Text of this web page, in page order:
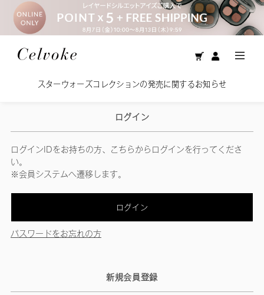
スターウォーズコレクションの発売に関するお知らせ
ログイン
ログインIDをお持ちの方、こちらからログインを行ってくださ
い。
※会員システムへ遷移します。
ログイン
パスワードをお忘れの方
新規会員登録